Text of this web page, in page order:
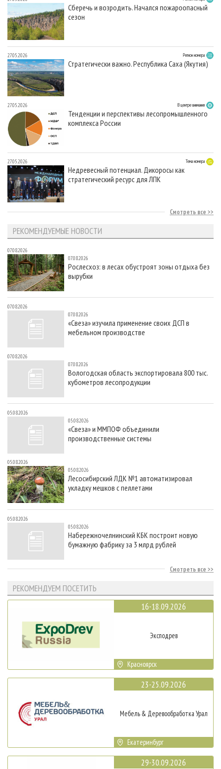
Сберечь и возродить. Начался пожароопасный
сезон
27.05.2026 Регион номера
Стратегически важно. Республика Саха (Якутия)
27.05.2026 В центре внимания
Тенденции и перспективы лесопромышленного
комплекса России
27.05.2026 Тема номера
Недревесный потенциал. Дикоросы как
стратегический ресурс для ЛПК
Смотреть все
РЕКОМЕНДУЕМЫЕ НОВОСТИ
07.08.2026
07.08.2026
Рослесхоз: в лесах обустроят зоны отдыха без
вырубки
07.08.2026
07.08.2026
«Свеза» изучила применение своих ДСП в
мебельном производстве
07.08.2026
07.08.2026
Вологодская область экспортировала 800 тыс.
кубометров лесопродукции
05.08.2026
05.08.2026
«Свеза» и ММПОФ объединили
производственные системы
05.08.2026
05.08.2026
Лесосибирский ЛДК №1 автоматизировал
укладку мешков с пеллетами
05.08.2026
05.08.2026
Набережночелнинский КБК построит новую
бумажную фабрику за 3 млрд рублей
Смотреть все
РЕКОМЕНДУЕМ ПОСЕТИТЬ
16-18.09.2026
Эксподрев
Красноярск
23-25.09.2026
Мебель & Деревообработка Урал
Екатеринбург
29-30.09.2026